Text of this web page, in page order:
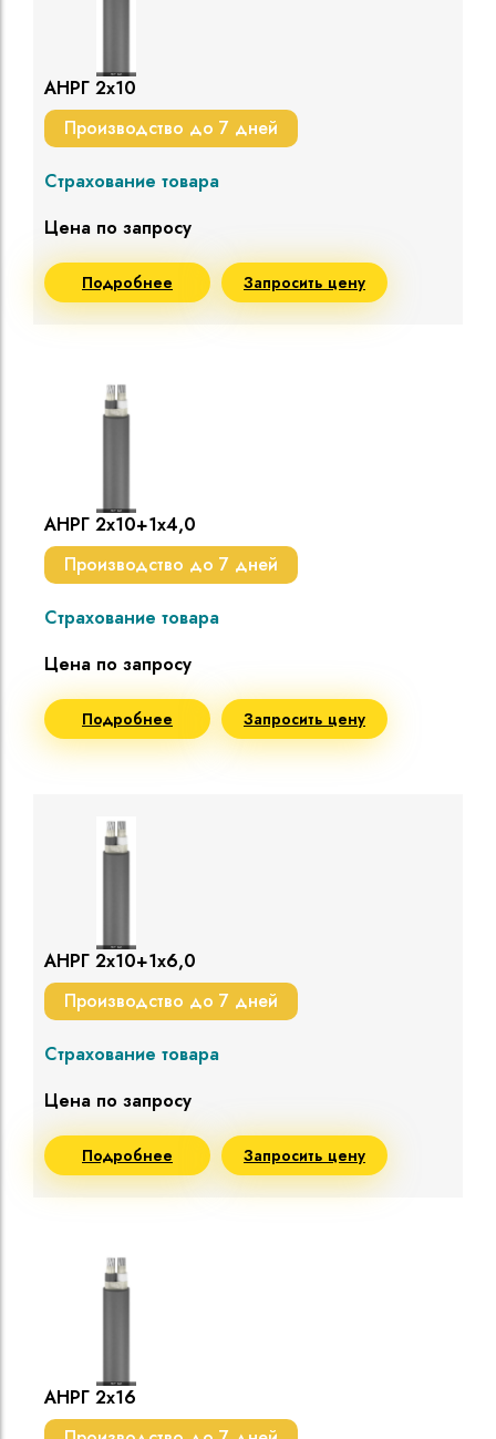
АНРГ 2х10
Производство до 7 дней
Страхование товара
Цена по запросу
Подробнее Запросить цену
АНРГ 2х10+1х4,0
Производство до 7 дней
Страхование товара
Цена по запросу
Подробнее Запросить цену
АНРГ 2х10+1х6,0
Производство до 7 дней
Страхование товара
Цена по запросу
Подробнее Запросить цену
АНРГ 2х16